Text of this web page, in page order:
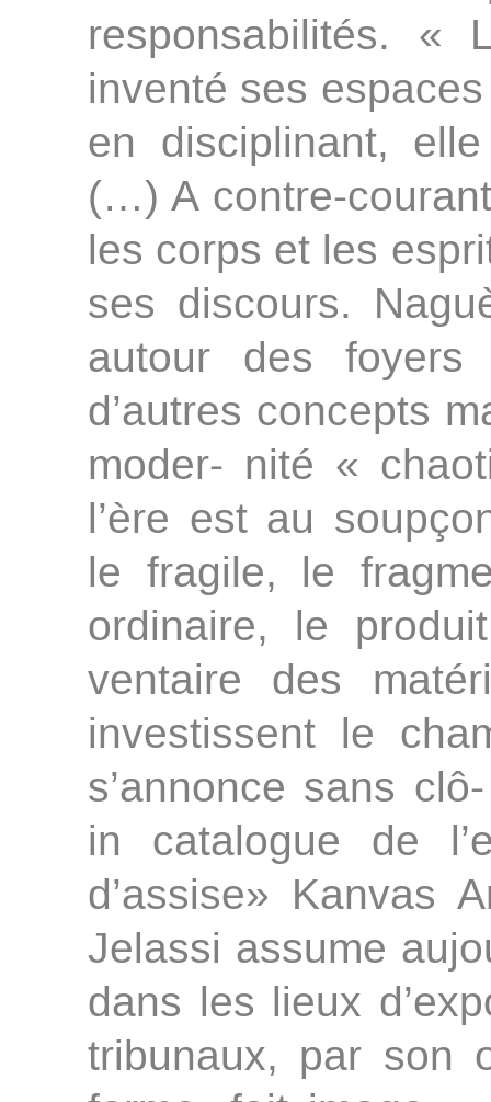
responsabilités. «
inventé ses
en disciplinant,
(…) A contre-
les corps et les
ses discours.
autour des
d’autres concepts
moder- nité «
l’ère est au
le fragile, le
ordinaire, le
ventaire des
investissent le
s’annonce sans
in catalogue de
d’assise» Kanvas
Jelassi assume
dans les lieux
tribunaux, par son